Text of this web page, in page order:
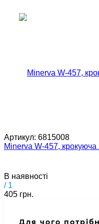
Артикул: 6815008
Minerva W-457,
В наявності
/ 1
405 грн.